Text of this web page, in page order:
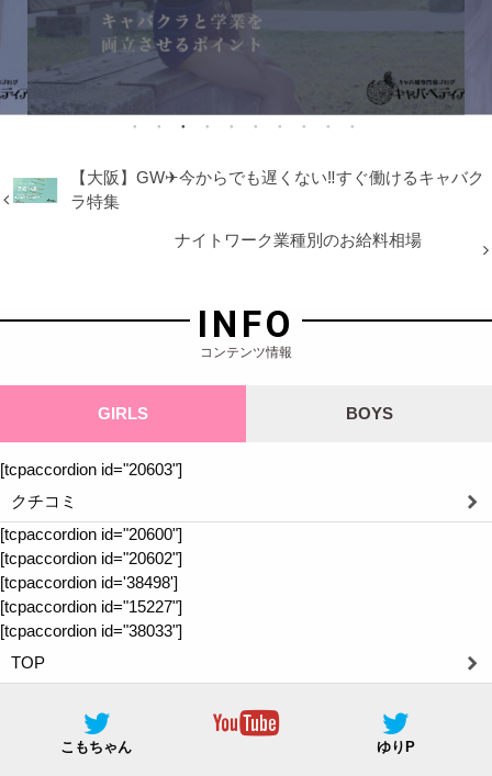
【大阪】GW✈今からでも遅くない‼すぐ働けるキャバク
ラ特集
ナイトワーク業種別のお給料相場
INFO
コンテンツ情報
GIRLS BOYS
[tcpaccordion id="20603"]
クチコミ
[tcpaccordion id="20600"]
[tcpaccordion id="20602"]
[tcpaccordion id='38498']
[tcpaccordion id="15227"]
[tcpaccordion id="38033"]
TOP
こもちゃん ゆりP